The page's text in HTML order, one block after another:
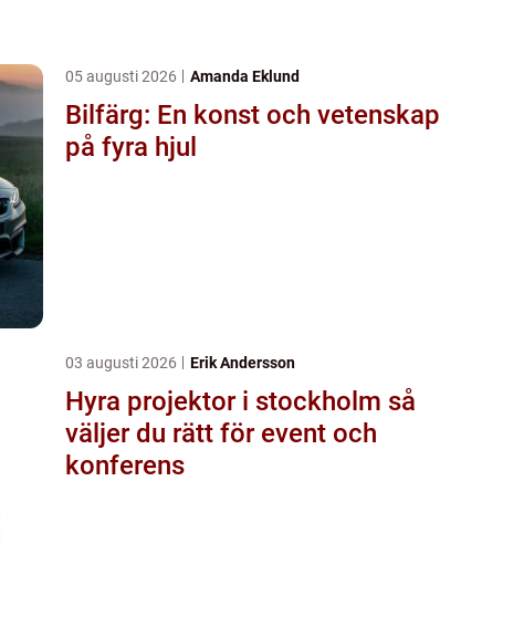
05 augusti 2026 Amanda Eklund
Bilfärg: En konst och vetenskap
på fyra hjul
03 augusti 2026 Erik Andersson
Hyra projektor i stockholm så
väljer du rätt för event och
konferens